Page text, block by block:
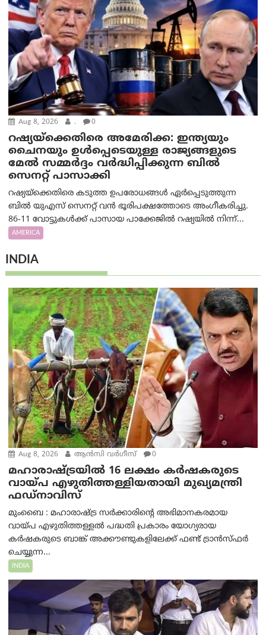
Aug 8, 2026 . 0
റഷ്യയ്‌ക്കെതിരെ അമേരിക്ക: ഇന്ത്യയും
ചൈനയും ഉൾപ്പെടെയുള്ള രാജ്യങ്ങളുടെ
മേൽ സമ്മർദ്ദം വർദ്ധിപ്പിക്കുന്ന ബിൽ
സെനറ്റ് പാസാക്കി
റഷ്യയ്‌ക്കെതിരെ കടുത്ത ഉപരോധങ്ങൾ ഏർപ്പെടുത്തുന്ന
ബിൽ യുഎസ് സെനറ്റ് വൻ ഭൂരിപക്ഷത്തോടെ അംഗീകരിച്ചു.
86-11 വോട്ടുകൾക്ക് പാസായ പാക്കേജിൽ റഷ്യയിൽ നിന്ന്...
AMERICA
INDIA
Aug 8, 2026 ആന്‍സി വര്‍ഗീസ് 0
മഹാരാഷ്ട്രയിൽ 16 ലക്ഷം കർഷകരുടെ
വായ്പ എഴുതിത്തള്ളിയതായി മുഖ്യമന്ത്രി
ഫഡ്‌നാവിസ്
മുംബൈ : മഹാരാഷ്ട്ര സർക്കാരിന്റെ അഭിമാനകരമായ
വായ്പ എഴുതിത്തള്ളൽ പദ്ധതി പ്രകാരം യോഗ്യരായ
കർഷകരുടെ ബാങ്ക് അക്കൗണ്ടുകളിലേക്ക് ഫണ്ട് ട്രാൻസ്ഫർ
ചെയ്യുന്ന...
INDIA